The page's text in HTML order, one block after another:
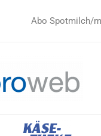
Abo Spotmilch/